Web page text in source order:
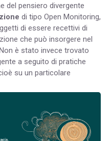
del pensiero divergente
di tipo Open Monitoring,
di essere recettivi di
che può insorgere nel
è stato invece trovato
a seguito di pratiche
su un particolare